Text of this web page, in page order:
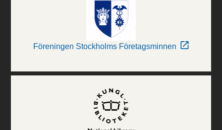
Föreningen Stockholms Företagsminnen